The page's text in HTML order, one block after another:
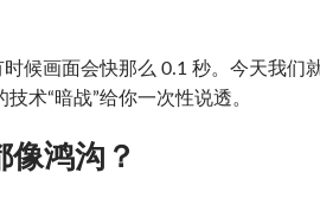
候画面会快那么 0.1 秒。今天我们
术“暗战”给你一次性说透。
像鸿沟？